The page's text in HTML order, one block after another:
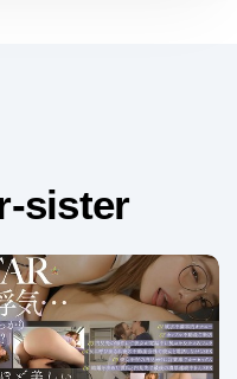
sister